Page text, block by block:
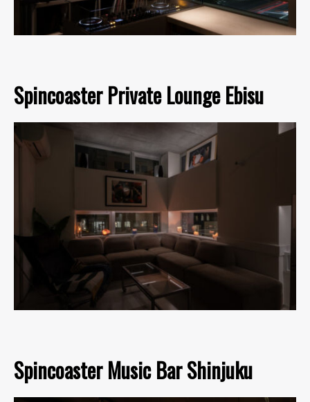
Spincoaster Private Lounge Ebisu
Spincoaster Music Bar Shinjuku